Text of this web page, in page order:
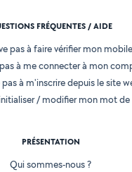
FRÉQUENTES / AIDE
pas à faire vérifier mon mobile
à me connecter à mon
pas à m'inscrire depuis le site
/ modifier mon mot de
PRÉSENTATION
Qui sommes-nous ?